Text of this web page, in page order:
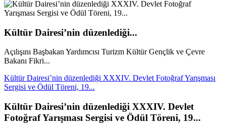
Kültür Dairesi’nin düzenlediği...
Açılışını Başbakan Yardımcısı Turizm Kültür Gençlik ve Çevre
Bakanı Fikri...
Kültür Dairesi’nin düzenlediği XXXIV. Devlet Fotoğraf Yarışması
Sergisi ve Ödül Töreni, 19...
Kültür Dairesi’nin düzenlediği XXXIV. Devlet
Fotoğraf Yarışması Sergisi ve Ödül Töreni, 19...